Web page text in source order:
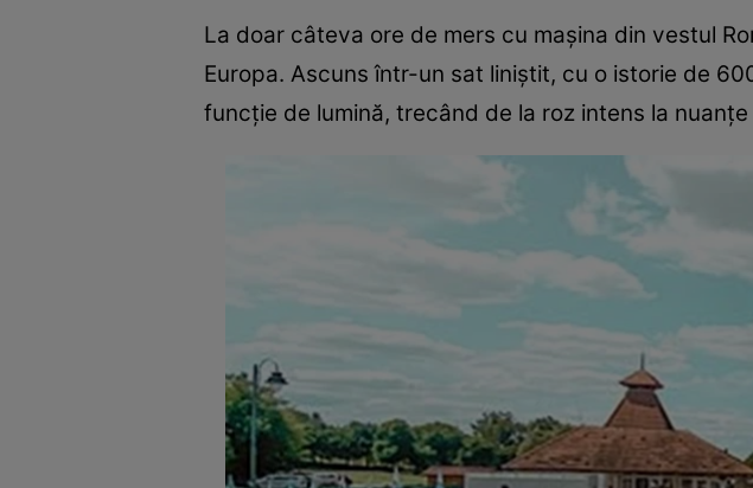
La doar câteva ore de mers cu mașina din vestul
Europa. Ascuns într-un sat liniștit, cu o istorie de
funcție de lumină, trecând de la roz intens la